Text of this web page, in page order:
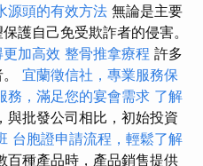
源頭的有效方法 無論是主要
護自己免受欺詐者的侵害。
加高效 整骨推拿療程 許多
宜蘭徵信社，專業服務保
務，滿足您的宴會需求 了解
與批發公司相比，初始投資
台胞證申請流程，輕鬆了解
百種產品時，產品銷售提供